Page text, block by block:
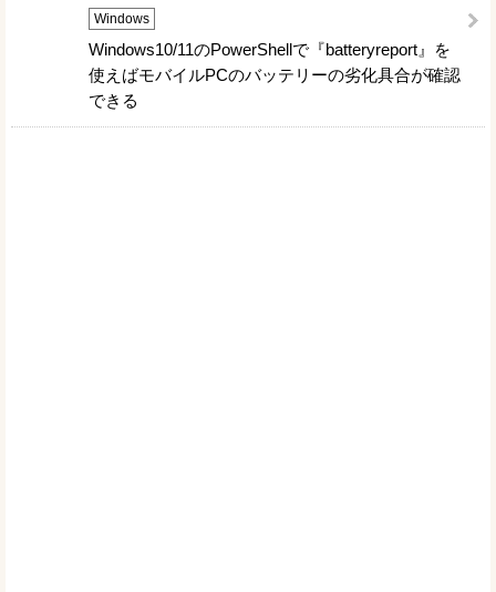
Windows
Windows10/11のPowerShellで『batteryreport』を
使えばモバイルPCのバッテリーの劣化具合が確認
できる